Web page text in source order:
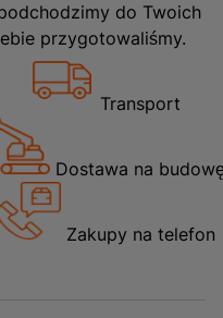
do Twoich
przygotowaliśmy.
Transport
Dostawa na
Zakupy na telefon